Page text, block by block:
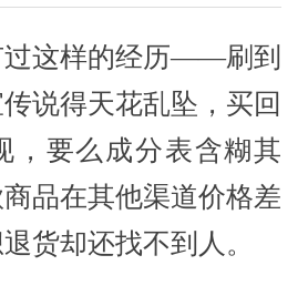
这样的经历——刷到
说得天花乱坠，买回
，要么成分表含糊其
品在其他渠道价格差
货却还找不到人。